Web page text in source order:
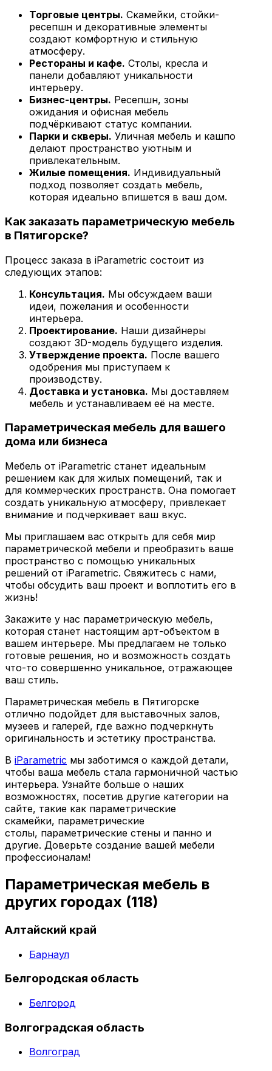
Торговые центры. Скамейки, стойки-
ресепшн и декоративные элементы
создают комфортную и стильную
атмосферу.
Рестораны и кафе. Столы, кресла и
панели добавляют уникальности
интерьеру.
Бизнес-центры. Ресепшн, зоны
ожидания и офисная мебель
подчёркивают статус компании.
Парки и скверы. Уличная мебель и кашпо
делают пространство уютным и
привлекательным.
Жилые помещения. Индивидуальный
подход позволяет создать мебель,
которая идеально впишется в ваш дом.
Как заказать параметрическую мебель
в Пятигорске?
Процесс заказа в iParametric состоит из
следующих этапов:
Консультация. Мы обсуждаем ваши
идеи, пожелания и особенности
интерьера.
Проектирование. Наши дизайнеры
создают 3D-модель будущего изделия.
Утверждение проекта. После вашего
одобрения мы приступаем к
производству.
Доставка и установка. Мы доставляем
мебель и устанавливаем её на месте.
Параметрическая мебель для вашего
дома или бизнеса
Мебель от iParametric станет идеальным
решением как для жилых помещений, так и
для коммерческих пространств. Она помогает
создать уникальную атмосферу, привлекает
внимание и подчеркивает ваш вкус.
Мы приглашаем вас открыть для себя мир
параметрической мебели и преобразить ваше
пространство с помощью уникальных
решений от iParametric. Свяжитесь с нами,
чтобы обсудить ваш проект и воплотить его в
жизнь!
Закажите у нас параметрическую мебель,
которая станет настоящим арт-объектом в
вашем интерьере. Мы предлагаем не только
готовые решения, но и возможность создать
что-то совершенно уникальное, отражающее
ваш стиль.
Параметрическая мебель в Пятигорске
отлично подойдет для выставочных залов,
музеев и галерей, где важно подчеркнуть
оригинальность и эстетику пространства.
В iParametric мы заботимся о каждой детали,
чтобы ваша мебель стала гармоничной частью
интерьера. Узнайте больше о наших
возможностях, посетив другие категории на
сайте, такие как параметрические
скамейки, параметрические
столы, параметрические стены и панно и
другие. Доверьте создание вашей мебели
профессионалам!
Параметрическая мебель в
других городах (118)
Алтайский край
Барнаул
Белгородская область
Белгород
Волгоградская область
Волгоград